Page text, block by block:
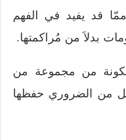
قد يفيد في الفهم
بدلاَ من مُراكمتها.
من مجموعة من
من الضروري حفظها